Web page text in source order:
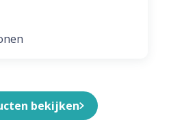
bekijken